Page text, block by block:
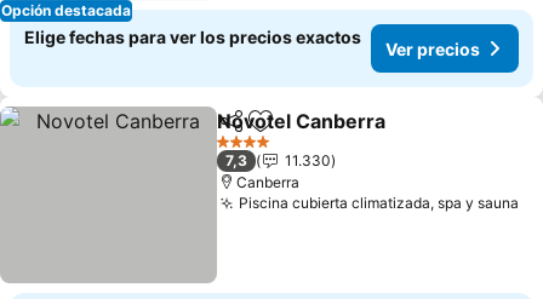
Opción destacada
Elige fechas para ver los precios exactos
Ver precios
CompartirAgregar a favoritos
Novotel Canberra
4 Estrellas
7,3
11.330
Canberra
Piscina cubierta climatizada, spa y sauna